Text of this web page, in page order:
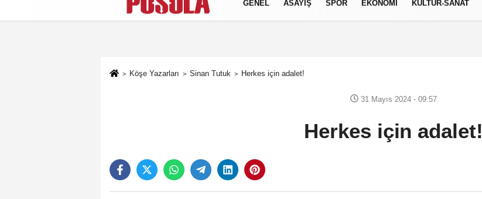
Künye İletişim Gizlilik Politikası
GENEL ASAYİŞ SPOR EKONOMİ KÜLTÜR-SANAT
Köşe Yazarları Sinan Tutuk Herkes için adalet!
31 Mayıs 2024 - 09:57
Herkes için adalet!